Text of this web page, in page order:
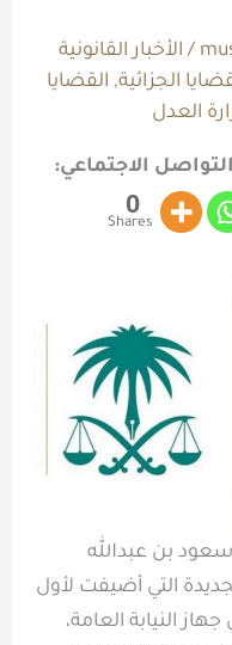
/ الأخبار القانونية
الجزائية, القضايا
العدل
الاجتماعي:
0
Shares
بن عبدالله
التي أضيفت لأول
النيابة العامة،